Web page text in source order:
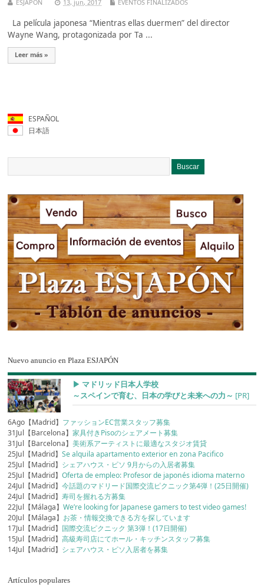
ESJAPON 13, jun, 2017 EVENTOS FINALIZADOS
La película japonesa “Mientras ellas duermen” del director
Wayne Wang, protagonizada por Ta ...
Leer más »
ESPAÑOL
日本語
Nuevo anuncio en Plaza ESJAPÓN
▶︎ マドリッド日本人学校
～スペインで育む、日本の学びと未来への力～ [PR]
6Ago【Madrid】 ファッションEC営業スタッフ募集
31Jul【Barcelona】家具付きPisoのシェアメート募集
31Jul【Barcelona】美術系アーティストに最適なスタジオ賃貸
25Jul【Madrid】Se alquila apartamento exterior en zona Pacifico
25Jul【Madrid】 シェアハウス・ピソ 9月からの入居者募集
25Jul【Madrid】Oferta de empleo: Profesor de japonés idioma materno
24Jul【Madrid】今話題のマドリード国際交流ピクニック第4弾！(25日開催)
24Jul【Madrid】寿司を握れる方募集
22Jul【Málaga】We’re looking for Japanese gamers to test video games!
20Jul【Málaga】 お茶・情報交換できる方を探しています
17Jul【Madrid】 国際交流ピクニック 第3弾！(17日開催)
15Jul【Madrid】高級寿司店にてホール・キッチンスタッフ募集
14Jul【Madrid】 シェアハウス・ピソ入居者を募集
Artículos populares